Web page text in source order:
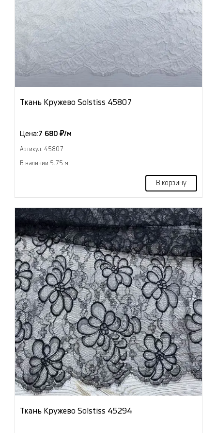
Ткань Кружево Solstiss 45807
Цена:7 680 ₽/м
Артикул: 45807
В наличии 5.75 м
В корзину
Ткань Кружево Solstiss 45294